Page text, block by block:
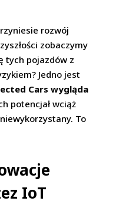
rozwój
zobaczymy
tych pojazdów z
Jedno jest
Cars wygląda
potencjał wciąż
To
IoT